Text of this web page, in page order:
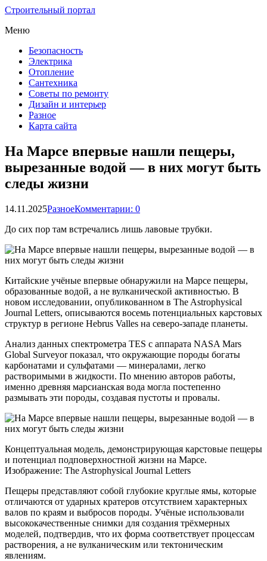
Строительный портал
Меню
Безопасность
Электрика
Отопление
Сантехника
Советы по ремонту
Дизайн и интерьер
Разное
Карта сайта
На Марсе впервые нашли пещеры,
вырезанные водой — в них могут быть
следы жизни
14.11.2025РазноеКомментарии: 0
До сих пор там встречались лишь лавовые трубки.
Китайские учёные впервые обнаружили на Марсе пещеры,
образованные водой, а не вулканической активностью. В
новом исследовании, опубликованном в The Astrophysical
Journal Letters, описываются восемь потенциальных карстовых
структур в регионе Hebrus Valles на северо-западе планеты.
Анализ данных спектрометра TES с аппарата NASA Mars
Global Surveyor показал, что окружающие породы богаты
карбонатами и сульфатами — минералами, легко
растворимыми в жидкости. По мнению авторов работы,
именно древняя марсианская вода могла постепенно
размывать эти породы, создавая пустоты и провалы.
Концептуальная модель, демонстрирующая карстовые пещеры
и потенциал подповерхностной жизни на Марсе.
Изображение: The Astrophysical Journal Letters
Пещеры представляют собой глубокие круглые ямы, которые
отличаются от ударных кратеров отсутствием характерных
валов по краям и выбросов породы. Учёные использовали
высококачественные снимки для создания трёхмерных
моделей, подтвердив, что их форма соответствует процессам
растворения, а не вулканическим или тектоническим
явлениям.